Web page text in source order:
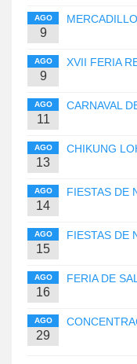
AGO
9
AGO
9
XVII FERIA
AGO
11
CARNAVAL
AGO
13
CHIKUNG
AGO
14
FIESTAS DE
AGO
15
FIESTAS DE
AGO
16
FERIA DE
AGO
29